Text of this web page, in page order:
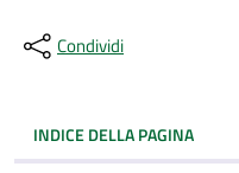
Condividi
INDICE DELLA PAGINA